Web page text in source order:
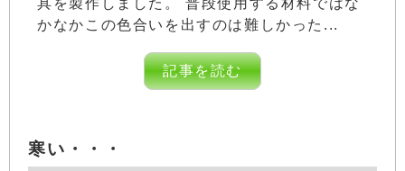
かなかこの色合いを出すのは難しかった...
記事を読む
寒い・・・